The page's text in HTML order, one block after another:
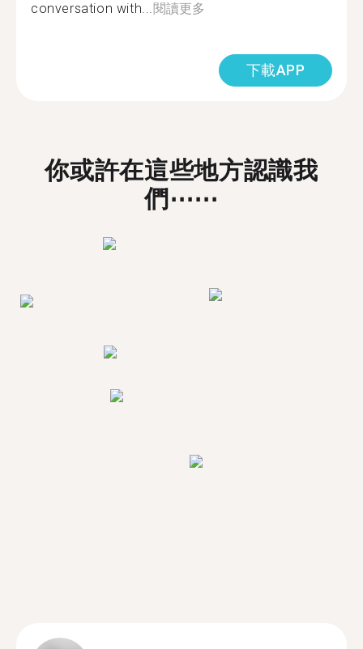
conversation with...閱讀更多
下載APP
你或許在這些地方認識我
們⋯⋯